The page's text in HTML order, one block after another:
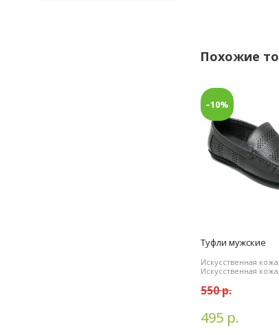
Похожие
–10%
Туфли мужские
Искусственная кожа,
Искусственная
550 р.
495 р.